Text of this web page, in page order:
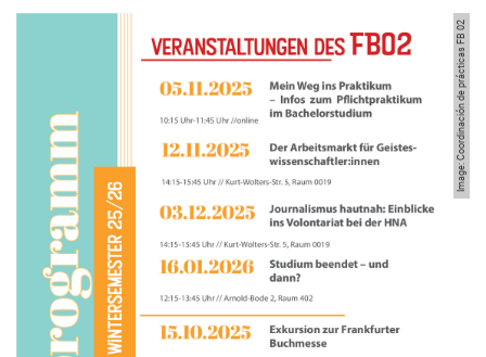
Image: Coordinación de prácticas FB 02